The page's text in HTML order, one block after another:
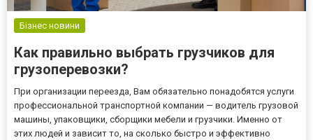
Бізнес новини
Как правильно выбрать грузчиков для
грузоперевозки?
При организации переезда, Вам обязательно понадобятся услуги
профессиональной транспортной компании — водитель грузовой
машины, упаковщики, сборщики мебели и грузчики. Именно от
этих людей и зависит то, на сколько быстро и эффективно